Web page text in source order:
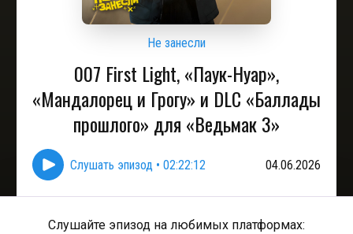
Не занесли
007 First Light, «Паук-Нуар»,
«Мандалорец и Грогу» и DLC «Баллады
прошлого» для «Ведьмак 3»
Слушать эпизод • 02:22:12 04.06.2026
Слушайте эпизод на любимых платформах: